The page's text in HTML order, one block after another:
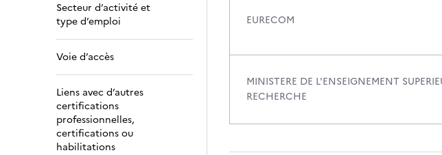
Secteur d’activité et
type d’emploi
Voie d’accès
Liens avec d’autres
certifications
professionnelles,
certifications ou
habilitations
EURECOM
MINISTERE DE L'ENSEIGNEMENT
RECHERCHE